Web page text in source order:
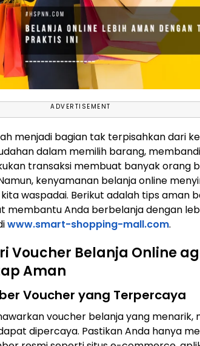
ADVERTISEMENT
menjadi bagian tak terpisahkan dari
dalam memilih barang,
transaksi membuat banyak orang
kenyamanan belanja online
waspadai. Berikut adalah tips aman
membantu Anda berbelanja dengan
www.smart-shopping-mall.com.
Voucher Belanja Online
Aman
Voucher yang Terpercaya
voucher belanja yang menarik,
dipercaya. Pastikan Anda hanya